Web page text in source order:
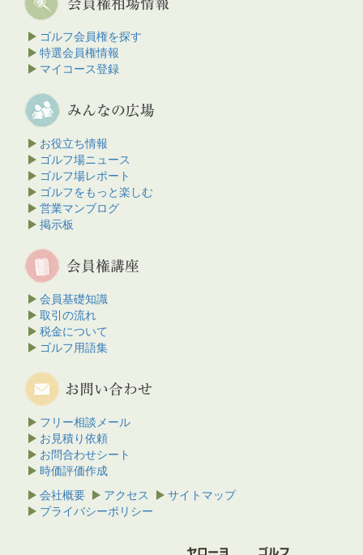
ゴルフ会員権を探す
特選会員権情報
マイコース登録
お役立ち情報
ゴルフ場ニュース
ゴルフ場レポート
ゴルフをもっと楽しむ
営業マンブログ
掲示板
会員基礎知識
取引の流れ
税金について
ゴルフ用語集
フリー相談メール
お見積り依頼
お問合わせシート
時価評価作成
会社概要
アクセス
サイトマップ
プライバシーポリシー